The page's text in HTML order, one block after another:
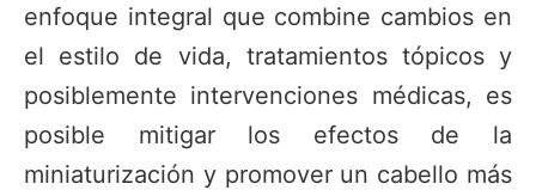
enfoque integral que combine cambios en
el estilo de vida, tratamientos tópicos y
posiblemente intervenciones médicas, es
posible mitigar los efectos de la
miniaturización y promover un cabello más